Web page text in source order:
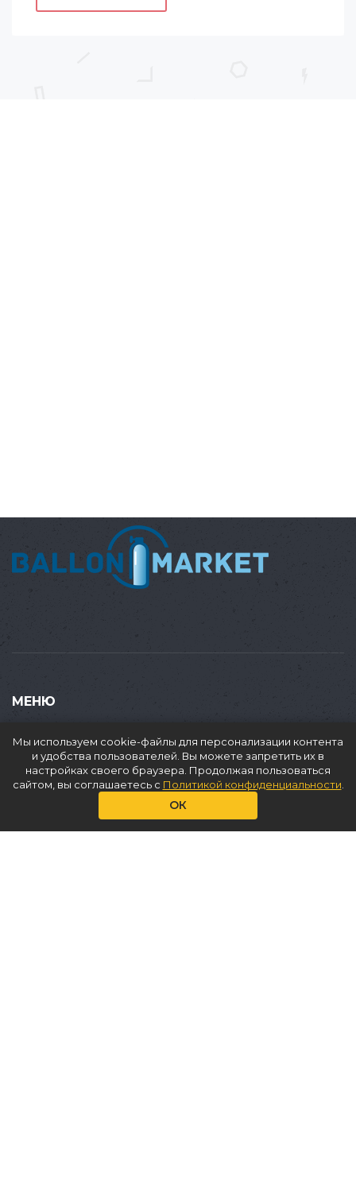
МЕНЮ
Продать
Доставка
Мы используем cookie-файлы для персонализации контента
и удобства пользователей. Вы можете запретить их в
настройках своего браузера. Продолжая пользоваться
сайтом, вы соглашаетесь с Политикой конфиденциальности
ОК